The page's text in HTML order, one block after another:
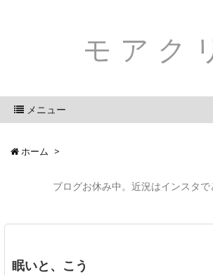
モアク
メニュー
ホーム >
ブログお休み中。近況はインスタ
眠いと、こう